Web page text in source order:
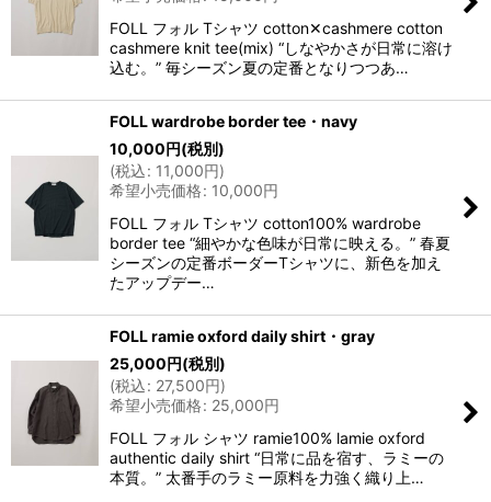
FOLL フォル Tシャツ cotton✕cashmere cotton
cashmere knit tee(mix) “しなやかさが日常に溶け
込む。” 毎シーズン夏の定番となりつつあ…
FOLL wardrobe border tee・navy
10,000円(税別)
(税込: 11,000円)
希望小売価格: 10,000円
FOLL フォル Tシャツ cotton100% wardrobe
border tee “細やかな色味が日常に映える。” 春夏
シーズンの定番ボーダーTシャツに、新色を加え
たアップデー…
FOLL ramie oxford daily shirt・gray
25,000円(税別)
(税込: 27,500円)
希望小売価格: 25,000円
FOLL フォル シャツ ramie100% lamie oxford
authentic daily shirt “日常に品を宿す、ラミーの
本質。” 太番手のラミー原料を力強く織り上…